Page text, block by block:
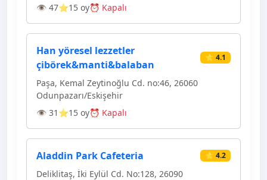
👁 47⭐15 oy⏰ Kapalı
Han yöresel lezzetler
çibörek&manti&balaban
⭐ 4.1
Paşa, Kemal Zeytinoğlu Cd. no:46, 26060
Odunpazarı/Eskişehir
👁 31 ⭐15 oy⏰ Kapalı
Aladdin Park Cafeteria ⭐ 4.2
Deliklitaş, İki Eylül Cd. No:128, 26090